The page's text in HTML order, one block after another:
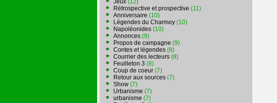
Jeux (12)
Rétrospective et prospective (11)
Anniversaire (10)
Légendes du Charmoy (10)
Napoléonides (10)
Annonces (9)
Propos de campagne (9)
Contes et légendes (8)
Courrier des lecteurs (8)
Feuilleton 3 (8)
Coup de coeur (7)
Retour aux sources (7)
Show (7)
Urbanisme (7)
urbanisme (7)